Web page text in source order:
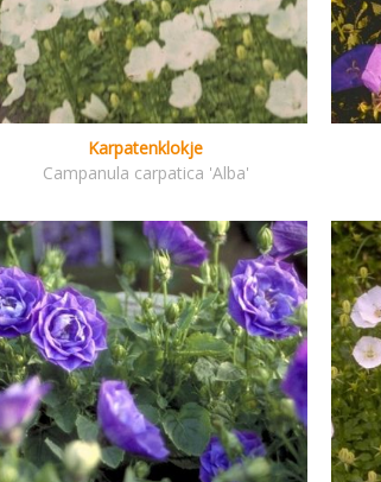
Karpatenklokje
Campanula carpatica 'Alba'